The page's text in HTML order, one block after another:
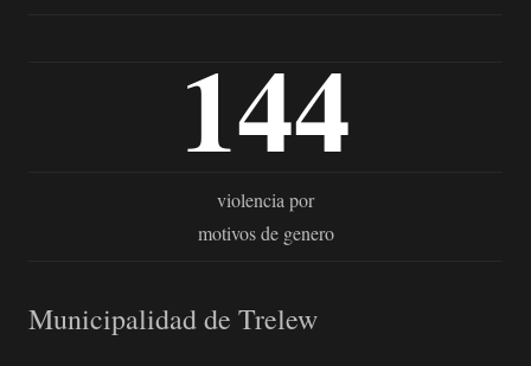
144
violencia por
motivos de genero
Municipalidad de Trelew